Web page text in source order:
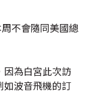
不會隨同美國總
因為白宮此次訪
如波音飛機的訂